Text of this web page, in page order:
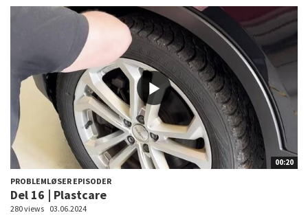
00:20
PROBLEMLØSER EPISODER
Del 16 | Plastcare
280 views 03.06.2024